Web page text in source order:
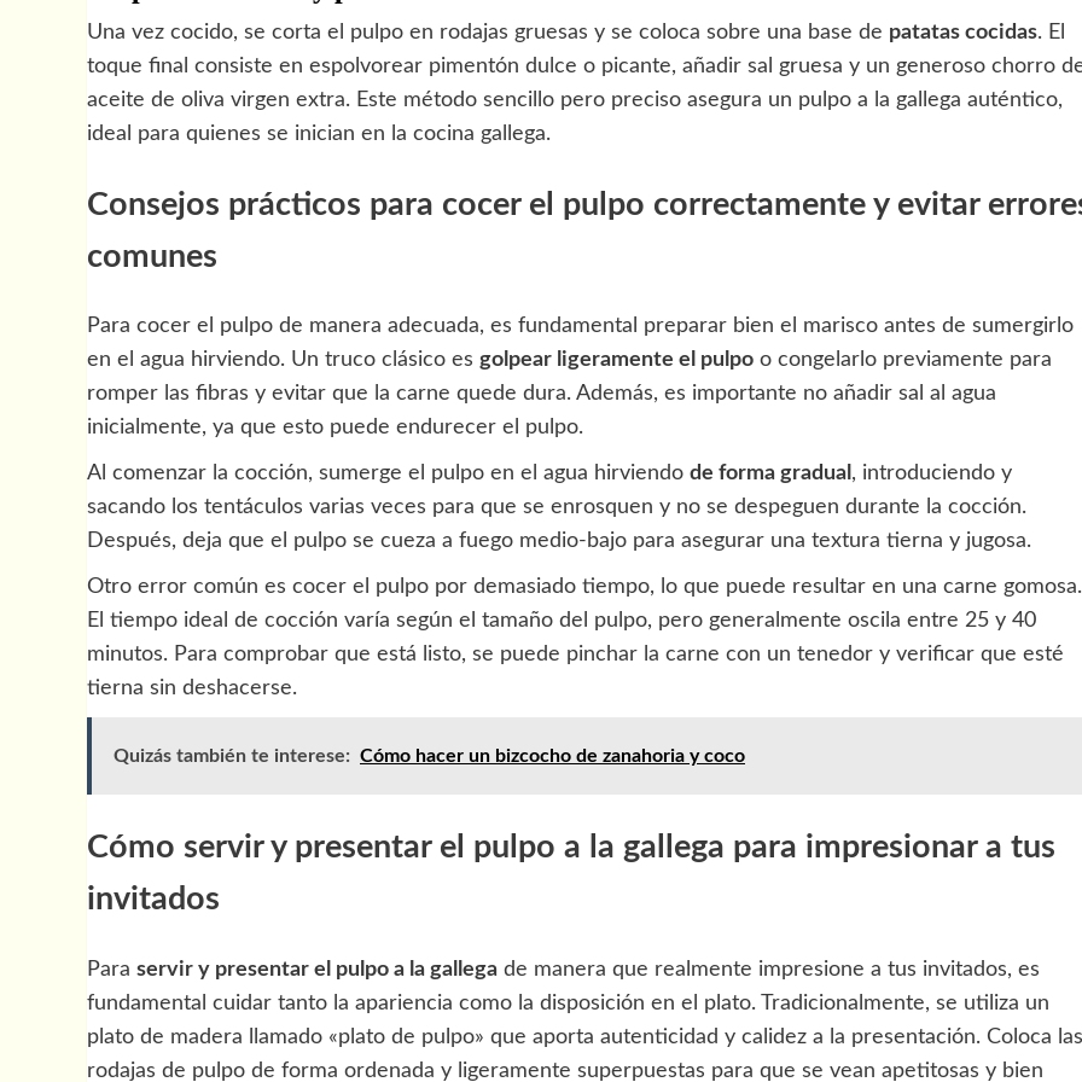
Una vez cocido, se corta el pulpo en rodajas gruesas y se coloca sobre una base de patatas cocidas. El
toque final consiste en espolvorear pimentón dulce o picante, añadir sal gruesa y un generoso chorro
aceite de oliva virgen extra. Este método sencillo pero preciso asegura un pulpo a la gallega auténtico,
ideal para quienes se inician en la cocina gallega.
Consejos prácticos para cocer el pulpo correctamente y evitar
comunes
Para cocer el pulpo de manera adecuada, es fundamental preparar bien el marisco antes de sumergirlo
en el agua hirviendo. Un truco clásico es golpear ligeramente el pulpo o congelarlo previamente para
romper las fibras y evitar que la carne quede dura. Además, es importante no añadir sal al agua
inicialmente, ya que esto puede endurecer el pulpo.
Al comenzar la cocción, sumerge el pulpo en el agua hirviendo de forma gradual , introduciendo y
sacando los tentáculos varias veces para que se enrosquen y no se despeguen durante la cocción.
Después, deja que el pulpo se cueza a fuego medio-bajo para asegurar una textura tierna y jugosa.
Otro error común es cocer el pulpo por demasiado tiempo, lo que puede resultar en una carne gomosa.
El tiempo ideal de cocción varía según el tamaño del pulpo, pero generalmente oscila entre 25 y 40
minutos. Para comprobar que está listo, se puede pinchar la carne con un tenedor y verificar que esté
tierna sin deshacerse.
Quizás también te interese: Cómo hacer un bizcocho de zanahoria y coco
Cómo servir y presentar el pulpo a la gallega para impresionar a tus
invitados
Para servir y presentar el pulpo a la gallega de manera que realmente impresione a tus invitados, es
fundamental cuidar tanto la apariencia como la disposición en el plato. Tradicionalmente, se utiliza un
plato de madera llamado «plato de pulpo» que aporta autenticidad y calidez a la presentación. Coloca las
rodajas de pulpo de forma ordenada y ligeramente superpuestas para que se vean apetitosas y bien